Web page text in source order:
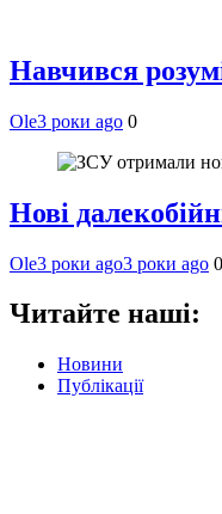
Навчився
Ole3 роки ago 0
Нові
Ole3 роки ago3 роки ago 0
Читайте наші:
Новини
Публікації